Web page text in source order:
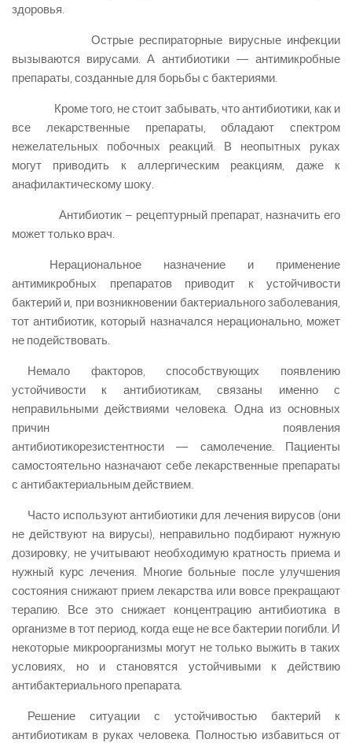
здоровья.
Острые респираторные вирусные инфекции
вызываются вирусами. А антибиотики — антимикробные
препараты, созданные для борьбы с бактериями.
Кроме того, не стоит забывать, что антибиотики, как и
все лекарственные препараты, обладают спектром
нежелательных побочных реакций. В неопытных руках
могут приводить к аллергическим реакциям, даже к
анафилактическому шоку.
Антибиотик – рецептурный препарат, назначить его
может только врач.
Нерациональное назначение и применение
антимикробных препаратов приводит к устойчивости
бактерий и, при возникновении бактериального заболевания,
тот антибиотик, который назначался нерационально, может
не подействовать.
Немало факторов, способствующих появлению
устойчивости к антибиотикам, связаны именно с
неправильными действиями человека. Одна из основных
причин появления
антибиотикорезистентности — самолечение. Пациенты
самостоятельно назначают себе лекарственные препараты
с антибактериальным действием.
Часто используют антибиотики для лечения вирусов (они
не действуют на вирусы), неправильно подбирают нужную
дозировку, не учитывают необходимую кратность приема и
нужный курс лечения. Многие больные после улучшения
состояния снижают прием лекарства или вовсе прекращают
терапию. Все это снижает концентрацию антибиотика в
организме в тот период, когда еще не все бактерии погибли. И
некоторые микроорганизмы могут не только выжить в таких
условиях, но и становятся устойчивыми к действию
антибактериального препарата.
Решение ситуации с устойчивостью бактерий к
антибиотикам в руках человека. Полностью избавиться от